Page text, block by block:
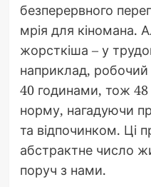
безперервного
мрія для кіномана.
жорсткіша – у
наприклад,
40 годинами, тож
норму, нагадуючи
та відпочинком. Ці
абстрактне число
поруч з нами.